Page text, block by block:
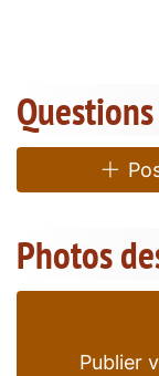
Questions
Photos
Publier